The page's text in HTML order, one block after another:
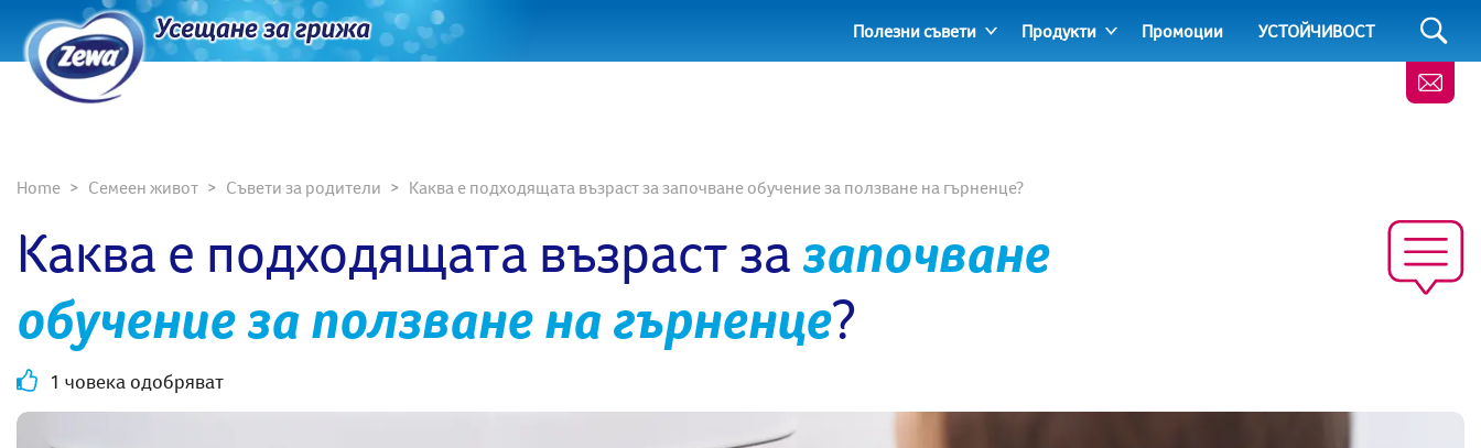
Полезни съвети Продукти Промоции УСТОЙЧИВОСТ
Home Семеен живот Съвети за родители Каква е подходящата възраст за започване обучение за ползване на гърненце?
Каква е подходящата възраст зазапочване
обучение за ползване на гърненце?
1 човека одобряват